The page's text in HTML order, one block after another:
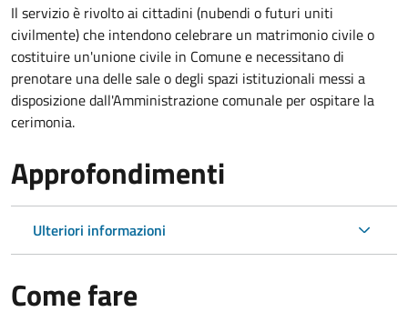
Il servizio è rivolto ai cittadini (nubendi o futuri uniti
civilmente) che intendono celebrare un matrimonio civile o
costituire un'unione civile in Comune e necessitano di
prenotare una delle sale o degli spazi istituzionali messi a
disposizione dall'Amministrazione comunale per ospitare la
cerimonia.
Approfondimenti
Ulteriori informazioni
Come fare